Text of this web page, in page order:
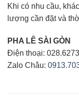
Khi có nhu cầu,
lượng cần đặt và
PHA LÊ SÀI GÒN
Điện thoại:
Zalo Châu: